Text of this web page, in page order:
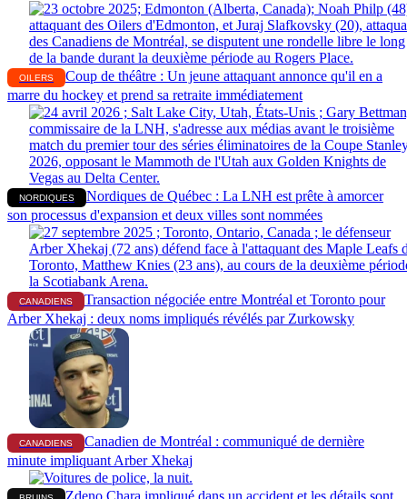
OILERS
Coup de théâtre : Un jeune attaquant annonce qu'il en a
marre du hockey et prend sa retraite immédiatement
NORDIQUES
Nordiques de Québec : La LNH est prête à amorcer
son processus d'expansion et deux villes sont nommées
CANADIENS
Transaction négociée entre Montréal et Toronto pour
Arber Xhekaj : deux noms impliqués révélés par Zurkowsky
CANADIENS
Canadien de Montréal : communiqué de dernière
minute impliquant Arber Xhekaj
Zdeno Chara impliqué dans un accident et les détails sont